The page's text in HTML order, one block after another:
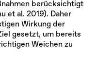
berücksichtigt
et al. 2019). Daher
Wirkung der
gesetzt, um bereits
Weichen zu